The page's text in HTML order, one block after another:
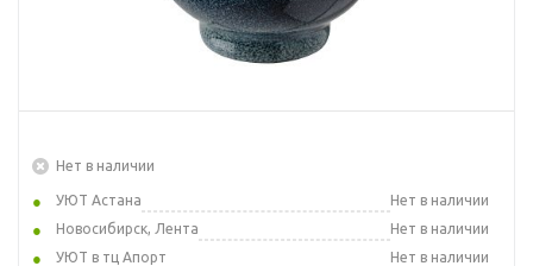
Нет в наличии
УЮТ Астана
Нет в наличии
Новосибирск, Лента
Нет в наличии
УЮТ в тц Апорт
Нет в наличии